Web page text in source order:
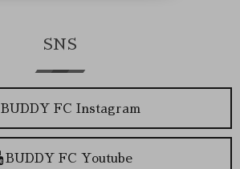
SNS
BUDDY FC Instagram
BUDDY FC Youtube